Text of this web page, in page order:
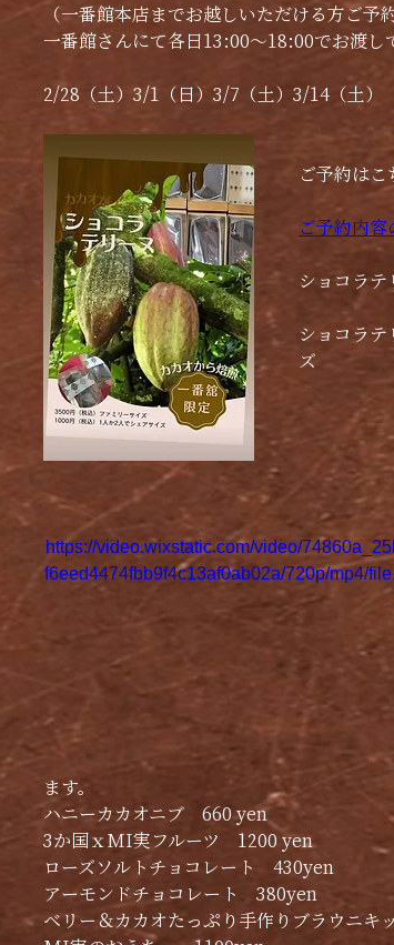
（一番館本店までお越しいただける方ご予
一番館さんにて各日13:00〜18:00でお渡し
2/28（土）3/1（日）3/7（土）3/14（土）
ご予約はこ
ご予約内
ショコラ
ショコラ
ズ
https://video.wixstatic.com/video/
f6eed4474fbb9f4c13af0ab02a/720p/mp4/
ます。
ハニーカカオニブ　660 yen
3か国ｘMI実フルーツ　1200 yen
ローズソルトチョコレート　430yen
アーモンドチョコレート　380yen
ベリー＆カカオたっぷり手作りブラウニキ